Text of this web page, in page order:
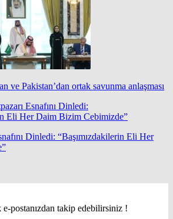
ve Pakistan’dan ortak savunma anlaşması
Dinledi: “Başımızdakilerin Eli Her
postanızdan takip edebilirsiniz !